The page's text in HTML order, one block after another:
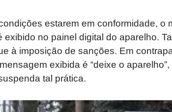
estarem em conformidade, o
exibido no painel digital do aparelho.
à imposição de sanções. Em
exibida é “deixe o
tal prática.